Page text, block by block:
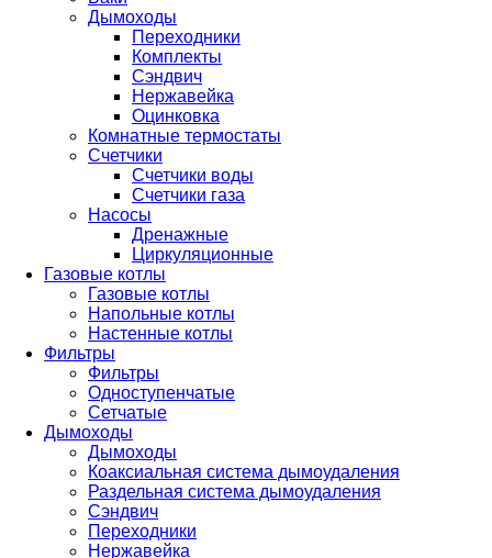
Дымоходы
Переходники
Комплекты
Сэндвич
Нержавейка
Оцинковка
Комнатные термостаты
Счетчики
Счетчики воды
Счетчики газа
Насосы
Дренажные
Циркуляционные
Газовые котлы
Газовые котлы
Напольные котлы
Настенные котлы
Фильтры
Фильтры
Одноступенчатые
Сетчатые
Дымоходы
Дымоходы
Коаксиальная система дымоудаления
Раздельная система дымоудаления
Сэндвич
Переходники
Нержавейка